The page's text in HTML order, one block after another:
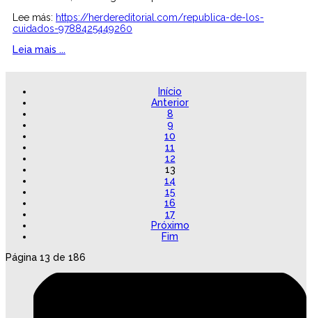
Lee más: https://herdereditorial.com/republica-de-los-
cuidados-9788425449260
Leia mais ...
Início
Anterior
8
9
10
11
12
13
14
15
16
17
Próximo
Fim
Página 13 de 186